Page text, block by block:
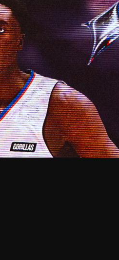
Partenaires
Nos partenaires
Devenir partenaire
Business Club